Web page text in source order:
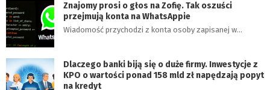
Znajomy prosi o głos na Zofię. Tak oszuści
przejmują konta na WhatsAppie
Wiadomość przychodzi z konta osoby zapisanej w…
Dlaczego banki biją się o duże firmy. Inwestycje z
KPO o wartości ponad 158 mld zł napędzają popyt
na kredyt